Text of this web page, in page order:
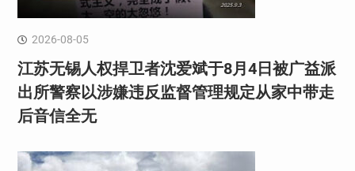
2026-08-05
江苏无锡人权捍卫者沈爱斌于8月4日被广益派
出所警察以涉嫌违反监督管理规定从家中带走
后音信全无